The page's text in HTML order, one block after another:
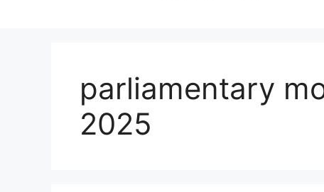
parliamentary
2025